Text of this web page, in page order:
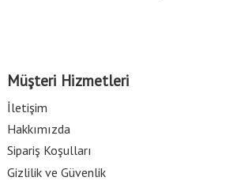
Müşteri Hizmetleri
İletişim
Hakkımızda
Sipariş Koşulları
Gizlilik ve Güvenlik